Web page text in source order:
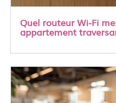
Quel routeur Wi-Fi
appartement